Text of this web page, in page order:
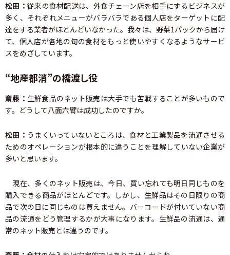
松田： 従来の食材配送は、外食チェーン店を相手にするビジネスが
多く、それぞれメニューがバラバラである個人店をターゲットに配
達をする業者がほとんどいなかった。我々は、野菜1パックから届け
て、個人店が各地の旬の食材をもっと使いやすくなるようなサービ
スをめざしています。
“地産都消”の橋渡し役
斎藤： 生鮮食品のネット販売は大手でも苦戦することが多いもので
す。どうして八面六臂は成功したのですか。
松田： うまくいっていないところは、食材と工業製品を流通させる
ためのオペレーションが根本的に違うことを理解していない企業が
多いと思います。
現在、多くのネット販売は、今日、買い忘れても明日同じものを
購入できる商品がほとんどです。しかし、生鮮品はその日限りの商
品で次の日に同じものは買えません。バーコードが付いていない商
品の流通をどう管理するかが大事になります。生鮮品の流通は、通
常のネット販売とは違うのです。